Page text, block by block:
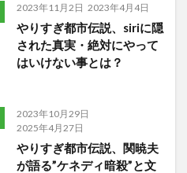
2023年11月2日 2023年4月4日
やりすぎ都市伝説、siriに隠
された真実・絶対にやって
はいけない事とは？
2023年10月29日
2025年4月27日
やりすぎ都市伝説、関暁夫
が語る”ケネディ暗殺”と文